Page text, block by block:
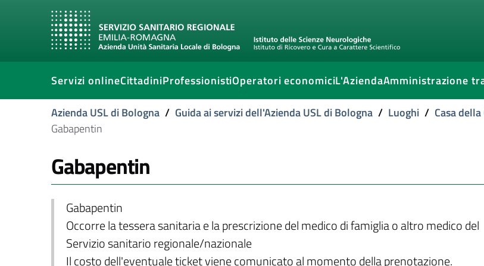
Servizi onlineCittadiniProfessionistiOperatori economiciL'AziendaAmministrazione
Azienda USL di Bologna / Guida ai servizi dell'Azienda USL di Bologna / Luoghi / Casa
Gabapentin
Gabapentin
Gabapentin
Occorre la tessera sanitaria e la prescrizione del medico di famiglia o altro medico del
Servizio sanitario regionale/nazionale
Il costo dell'eventuale ticket viene comunicato al momento della prenotazione.